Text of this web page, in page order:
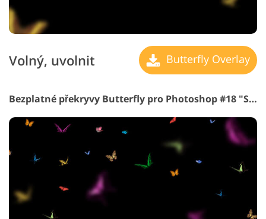
Volný, uvolnit Butterfly Overlay
Bezplatné překryvy Butterfly pro Photoshop #18 "Sunset Beauty"